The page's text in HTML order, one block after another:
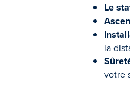
Le
la
votre